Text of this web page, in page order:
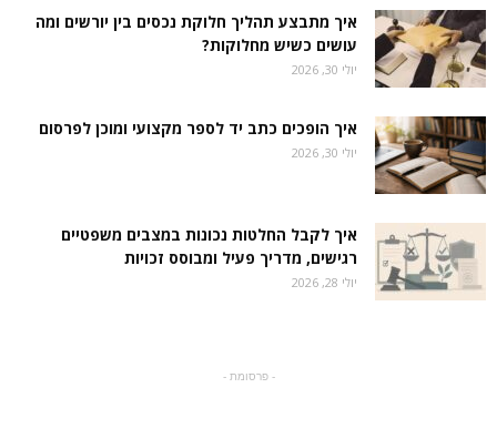
איך מתבצע תהליך חלוקת נכסים בין יורשים ומה
עושים כשיש מחלוקות?
יולי 30, 2026
איך הופכים כתב יד לספר מקצועי ומוכן לפרסום
יולי 30, 2026
איך לקבל החלטות נכונות במצבים משפטיים
רגישים, מדריך פעיל ומבוסס זכויות
יולי 28, 2026
- פרסומת -